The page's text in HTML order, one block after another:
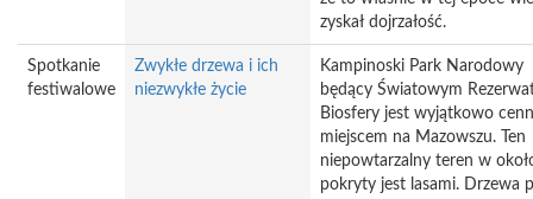
zyskał dojrzałość.
Spotkanie
festiwalowe
Zwykłe drzewa i ich
niezwykłe życie
Kampinoski Park Narodowy
będący Światowym
Biosfery jest wyjątkowo
miejscem na Mazowszu. Ten
niepowtarzalny teren w
pokryty jest lasami. Drzewa